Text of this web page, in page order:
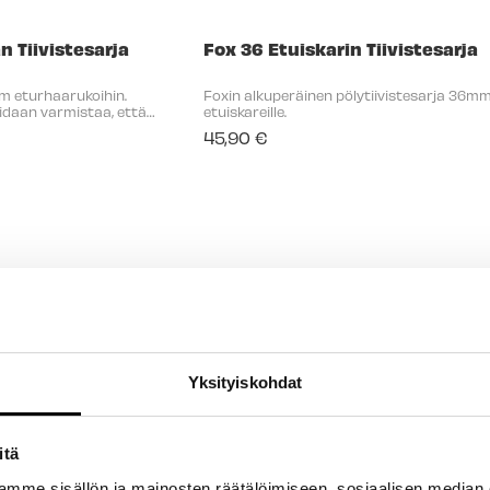
Yksityiskohdat
Tiivistesarja
eturhaarukoihin.
varmistaa, että
hyvin säädetyllä ...
Fox 36 Etuiskarin Tiivistesarja
Foxin alkuperäinen pölytiivistesarja 36mm
etuiskareille.
45,90 €